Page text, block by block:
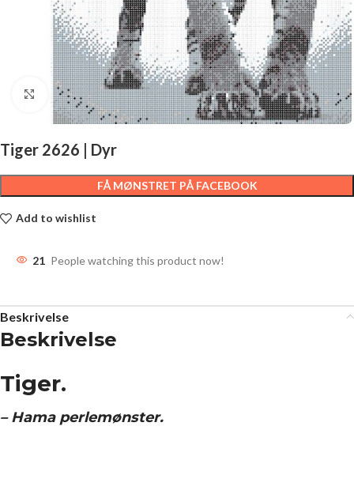
Click to enlarge
Tiger 2626 | Dyr
FÅ MØNSTRET PÅ FACEBOOK
Add to wishlist
21 People watching this product now!
Beskrivelse
Beskrivelse
Tiger.
– Hama perlemønster.